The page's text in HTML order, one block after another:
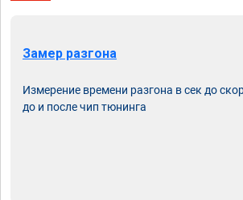
Замер разгона
Измерение времени разгона в сек до
до и после чип тюнинга